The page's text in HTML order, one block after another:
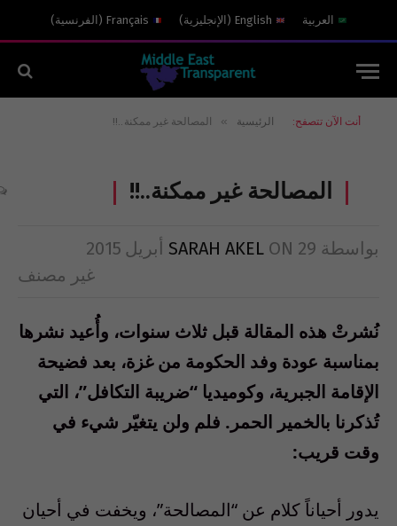
العربية English
( الإنجليزية)
Français
( الفرنسية)
أنت الآن تتصفح: الرئيسية » المصالحة غير ممكنة..!!
المصالحة غير ممكنة..!!
بواسطة SARAH AKEL ON 29 أبريل 2015
غير مصنف
نُشرتْ هذه المقالة قبل ثلاث سنوات، وأُعيد نشرها
بمناسبة عودة وفد الحكومة من غزة، بعد فضيحة
الإقامة الجبرية، وكوميديا “ضريبة التكافل”، التي
تُذكرنا بالخمير الحمر. فلم ولن يتغيّر شيء في
وقت قريب:
يدور أحياناً كلام عن “المصالحة”، ويخفت في أحيان